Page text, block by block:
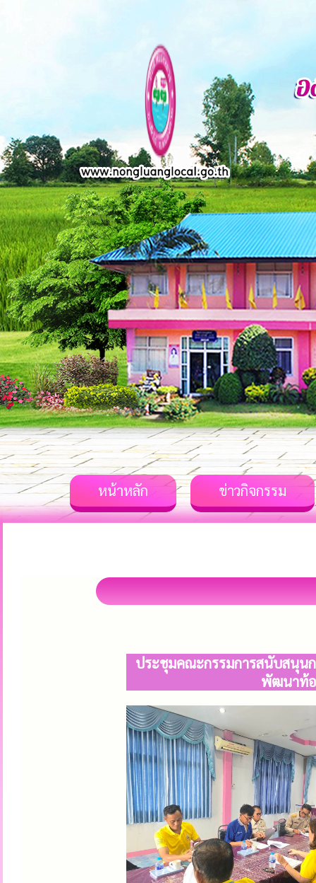
หน้าหลัก ข่าวกิจกรรม
ประชุมคณะกรรมการสนับสนุน
พัฒนาท้อ